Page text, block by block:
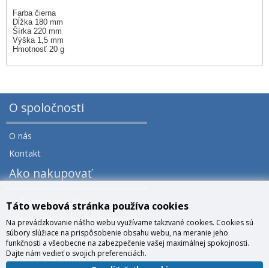
Farba čierna
Dĺžka 180 mm
Šírka 220 mm
Výška 1,5 mm
Hmotnosť 20 g
O spoločnosti
O nás
Kontakt
Ako nakupovať
Veľkoobchod a zľavy
Všeobecné obchodné podmienky
Správa cookies
Prečo nakúpiť u nás?
Táto webová stránka používa cookies
Na prevádzkovanie nášho webu využívame takzvané cookies. Cookies sú
súbory slúžiace na prispôsobenie obsahu webu, na meranie jeho
funkčnosti a všeobecne na zabezpečenie vašej maximálnej spokojnosti.
Dajte nám vedieť o svojich preferenciách.